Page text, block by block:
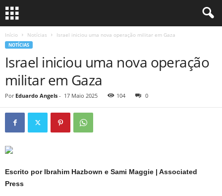
Início Notícias Israel iniciou uma nova operação militar em Gaza
NOTÍCIAS
Israel iniciou uma nova operação
militar em Gaza
Por Eduardo Angels - 17 Maio 2025 104 0
Escrito por Ibrahim Hazbown e Sami Maggie | Associated
Press